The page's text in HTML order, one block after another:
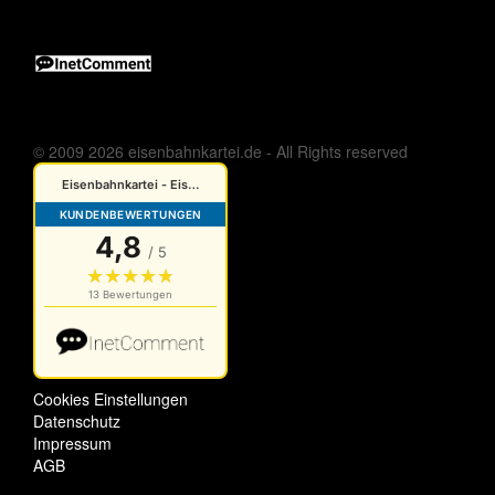
© 2009 2026 eisenbahnkartei.de - All Rights reserved
Cookies Einstellungen
Datenschutz
Impressum
AGB